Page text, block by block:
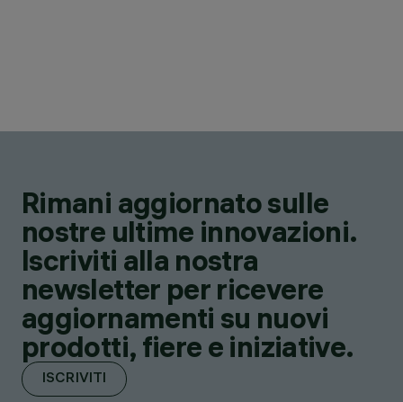
Rimani aggiornato sulle
nostre ultime innovazioni.
Iscriviti alla nostra
newsletter per ricevere
aggiornamenti su nuovi
prodotti, fiere e iniziative.
ISCRIVITI